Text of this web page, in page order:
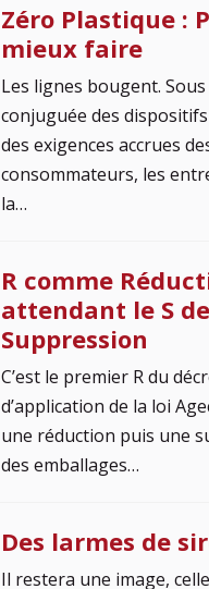
Zéro Plastique :
mieux faire
Les lignes bougent.
conjuguée des
des exigences accrues
consommateurs, les
la…
R comme
attendant le S de
Suppression
C’est le premier R du
d’application de la loi
une réduction puis une
des emballages…
Des larmes de
Il restera une image,